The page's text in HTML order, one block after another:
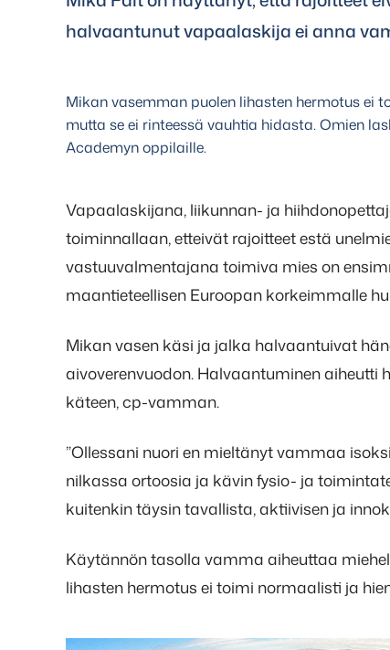
halvaantunut vapaalaskija ei anna
Mikan vasemman puolen lihasten hermotus
mutta se ei rinteessä vauhtia hidasta. Omien
Academyn oppilaille.
Vapaalaskijana, liikunnan- ja
toiminnallaan, etteivät rajoitteet estä
vastuuvalmentajana toimiva mies on
maantieteellisen Euroopan korkeimmalle
Mikan vasen käsi ja jalka halvaantuivat
aivoverenvuodon. Halvaantuminen
käteen, cp-vamman.
”Ollessani nuori en mieltänyt vammaa
nilkassa ortoosia ja kävin fysio- ja
kuitenkin täysin tavallista, aktiivisen ja
Käytännön tasolla vamma aiheuttaa
lihasten hermotus ei toimi normaalisti ja